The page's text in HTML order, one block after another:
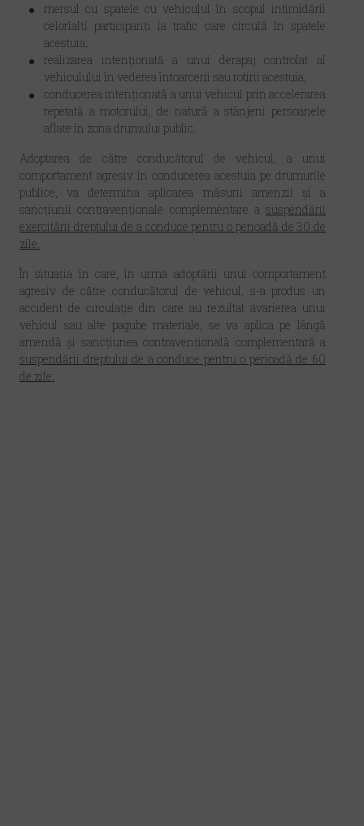
mersul cu spatele cu vehiculul în scopul intimidării
celorlalți participanți la trafic care circulă în spatele
acestuia;
realizarea intenționată a unui derapaj controlat al
vehiculului în vederea întoarcerii sau rotirii acestuia;
conducerea intenționată a unui vehicul prin accelerarea
repetată a motorului, de natură a stânjeni persoanele
aflate în zona drumului public.
Adoptarea de către conducătorul de vehicul, a unui
comportament agresiv în conducerea acestuia pe drumurile
publice, va determina aplicarea măsurii amenzii și a
sancțiunii contravenționale complementare a suspendării
exercitării dreptului de a conduce pentru o perioadă de30 de
zile.
În situația în care, în urma adoptării unui comportament
agresiv de către conducătorul de vehicul, s-a produs un
accident de circulație din care au rezultat avarierea unui
vehicul sau alte pagube materiale, se va aplica pe lângă
amendă și sancțiunea contravențională complementară a
suspendării dreptului de a conduce pentru o perioadă de 60
de zile.